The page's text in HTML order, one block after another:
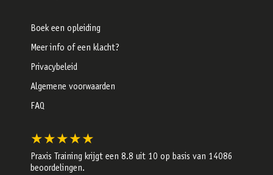
Boek een opleiding
Meer info of een klacht?
Privacybeleid
Algemene voorwaarden
FAQ
★★★★★
Praxis Training krijgt een 8.8 uit 10 op basis van 14086
beoordelingen.